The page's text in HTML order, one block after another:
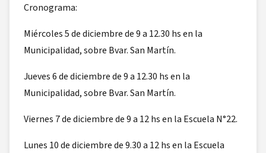
Cronograma:
Miércoles 5 de diciembre de 9 a 12.30 hs en la
Municipalidad, sobre Bvar. San Martín.
Jueves 6 de diciembre de 9 a 12.30 hs en la
Municipalidad, sobre Bvar. San Martín.
Viernes 7 de diciembre de 9 a 12 hs en la Escuela N°22.
Lunes 10 de diciembre de 9.30 a 12 hs en la Escuela